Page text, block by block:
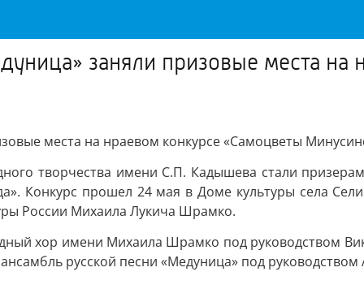
заняли призовые места на
места на нраевом конкурсе «Самоцветы
творчества имени С.П. Кадышева стали
Конкурс прошел 24 мая в Доме культуры села
России Михаила Лукича Шрамко.
хор имени Михаила Шрамко под руководством
русской песни «Медуница» под